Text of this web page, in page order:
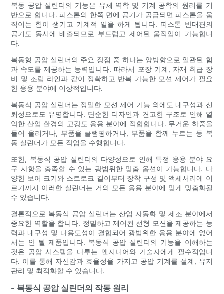
복동 공압 실린더의 기능은 유체 역학 및 기계 공학의 원리를 기
반으로 합니다. 피스톤의 한쪽 면에 공기가 공급되면 피스톤을 움
직이는 힘이 생기고 기계적 일을 하게 됩니다. 피스톤 반대편의
공기도 동시에 배출되므로 부드럽고 제어된 움직임이 가능합니
다.
복동형 공압 실린더의 주요 장점 중 하나는 양방향으로 일관된 힘
과 속도를 제공하는 능력입니다. 따라서 포장 기계, 자재 취급 장
비 및 조립 라인과 같이 정확하고 반복 가능한 모션 제어가 필요
한 응용 분야에 이상적입니다.
복동식 공압 실린더는 정밀한 모션 제어 기능 외에도 내구성과 신
뢰성으로도 유명합니다. 단순한 디자인과 견고한 구조로 인해 열
악한 산업 환경의 고강도 응용 분야에 적합합니다. 무거운 하중을
들어 올리거나, 부품을 클램핑하거나, 부품을 함께 누르는 등 복
동 실린더가 모든 작업을 수행합니다.
또한, 복동식 공압 실린더의 다양성으로 인해 특정 응용 분야 요
구 사항을 충족할 수 있는 광범위한 맞춤 옵션이 가능합니다. 다
양한 보어 크기와 스트로크 길이부터 장착 구성 및 액세서리에 이
르기까지 이러한 실린더는 거의 모든 응용 분야에 맞게 맞춤화될
수 있습니다.
결론적으로 복동식 공압 실린더는 산업 자동화 및 제조 분야에서
중요한 역할을 합니다. 정밀하고 제어된 선형 모션을 제공하는 능
력과 내구성 및 다용도성이 결합되어 광범위한 응용 분야에 없어
서는 안 될 제품입니다. 복동식 공압 실린더의 기능을 이해하는
것은 공압 시스템을 다루는 엔지니어와 기술자에게 필수적입니
다. 이를 통해 자신감과 효율성을 가지고 공압 기계를 설계, 유지
관리 및 최적화할 수 있습니다.
- 복동식 공압 실린더의 작동 원리